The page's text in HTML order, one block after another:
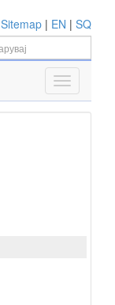
Sitemap | EN | SQ